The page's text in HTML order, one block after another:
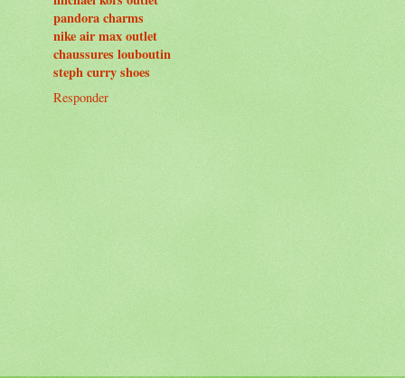
pandora charms
nike air max outlet
chaussures louboutin
steph curry shoes
Responder